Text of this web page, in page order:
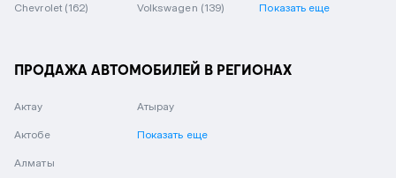
Chevrolet (162) Volkswagen (139) Показать еще
ПРОДАЖА АВТОМОБИЛЕЙ В РЕГИОНАХ
Актау
Актобе
Алматы
Атырау
Показать еще